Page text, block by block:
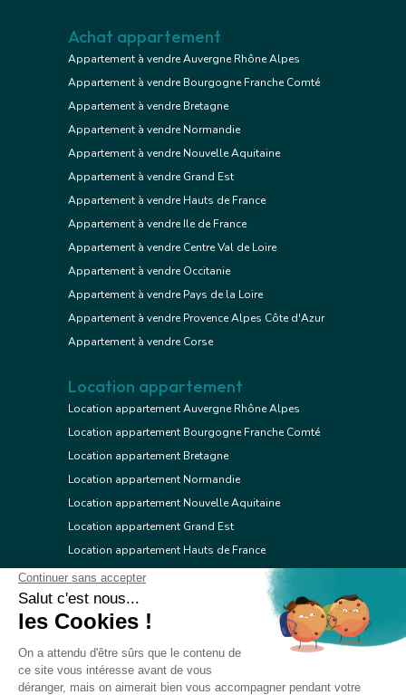
Achat appartement
Appartement à vendre Auvergne Rhône Alpes
Appartement à vendre Bourgogne Franche Comté
Appartement à vendre Bretagne
Appartement à vendre Normandie
Appartement à vendre Nouvelle Aquitaine
Appartement à vendre Grand Est
Appartement à vendre Hauts de France
Appartement à vendre Ile de France
Appartement à vendre Centre Val de Loire
Appartement à vendre Occitanie
Appartement à vendre Pays de la Loire
Appartement à vendre Provence Alpes Côte d'Azur
Appartement à vendre Corse
Location appartement
Location appartement Auvergne Rhône Alpes
Location appartement Bourgogne Franche Comté
Location appartement Bretagne
Location appartement Normandie
Location appartement Nouvelle Aquitaine
Location appartement Grand Est
Location appartement Hauts de France
Location appartement Ile de France
Location appartement Centre Val de Loire
Location appartement Occitanie
Location appartement Provence Alpes Côte d'Azur
Location appartement Corse